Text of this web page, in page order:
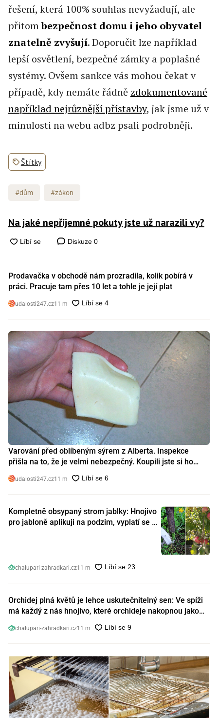
řešení, která 100% souhlas nevyžadují, ale
přitombezpečnost domu i jeho obyvatel
znatelně zvyšují. Doporučit lze například
lepší osvětlení, bezpečné zámky a poplašné
systémy. Ovšem sankce vás mohou čekat v
případě, kdy nemáte řádně zdokumentované
například nejrůznější přístavby, jak jsme už v
minulosti na webu adbz psali podrobněji.
Štítky
#dům #zákon
Na jaké nepříjemné pokuty jste už narazili vy?
Diskuze 0
Prodavačka v obchodě nám prozradila, kolik pobírá v
práci. Pracuje tam přes 10 let a tohle je její plat
udalosti247.cz11 m
Varování před oblíbeným sýrem z Alberta. Inspekce
přišla na to, že je velmi nebezpečný. Koupili jste si ho
udalosti247.cz11 m
Kompletně obsypaný strom jablky: Hnojivo
pro jabloně aplikuji na podzim, vyplatí se s
chalupari-zahradkari.cz11 m
Orchidej plná květů je lehce uskutečnitelný sen: Ve spíži
má každý z nás hnojivo, které orchideje nakopnou jako
chalupari-zahradkari.cz11 m